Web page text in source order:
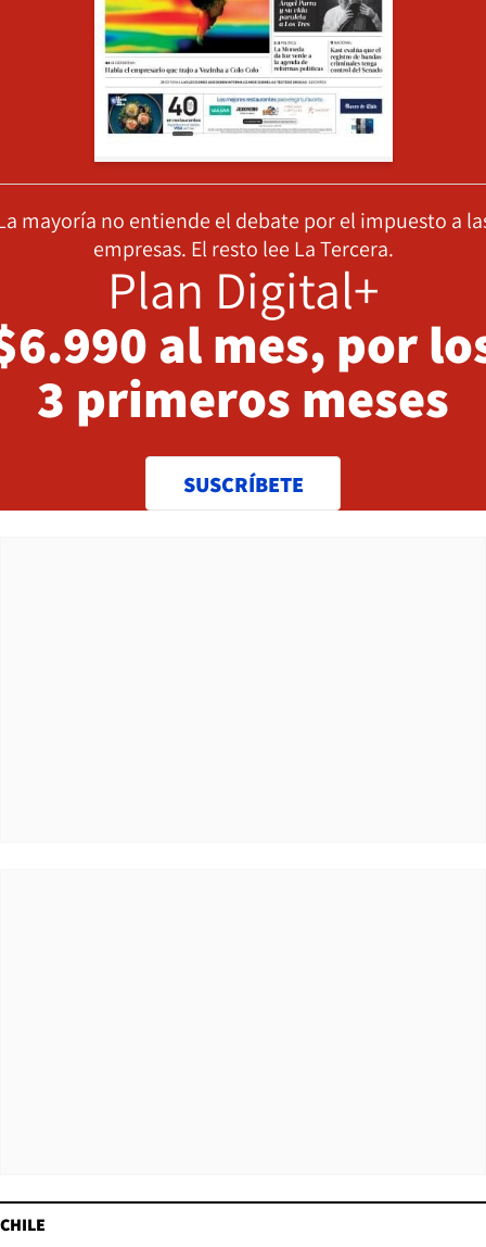
mayoría no entiende el debate por el impuesto a
empresas. El resto lee La Tercera.
Plan Digital+
al mes, por
3 primeros meses
SUSCRÍBETE
CHILE